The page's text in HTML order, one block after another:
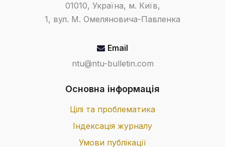
01010, Україна, м. Київ,
1, вул. М. Омеляновича-Павленка
Email
ntu@ntu-bulletin.com
Основна інформація
Цілі та проблематика
Індексація журналу
Умови публікації